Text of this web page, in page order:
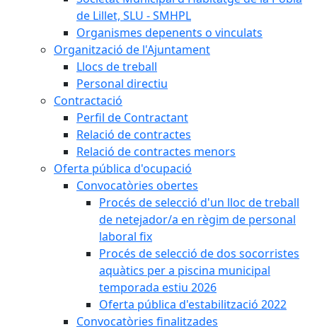
de Lillet, SLU - SMHPL
Organismes depenents o vinculats
Organització de l'Ajuntament
Llocs de treball
Personal directiu
Contractació
Perfil de Contractant
Relació de contractes
Relació de contractes menors
Oferta pública d'ocupació
Convocatòries obertes
Procés de selecció d'un lloc de treball
de netejador/a en règim de personal
laboral fix
Procés de selecció de dos socorristes
aquàtics per a piscina municipal
temporada estiu 2026
Oferta pública d'estabilització 2022
Convocatòries finalitzades